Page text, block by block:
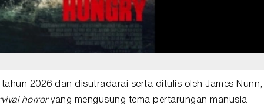
2026 dan disutradarai serta ditulis oleh James Nunn,
horroryang mengusung tema pertarungan manusia